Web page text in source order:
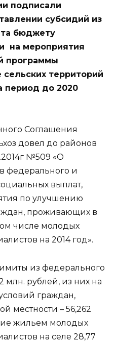
подписали
субсидий из
бюджету
на мероприятия
программы
сельских территорий
период до 2020
Соглашения
довел до районов
№509 «О
федерального и
выплат,
по улучшению
проживающих в
числе молодых
на 2014 год».
из федерального
млн. рублей, из них на
граждан,
местности – 56,262
жильем молодых
на селе 28,77